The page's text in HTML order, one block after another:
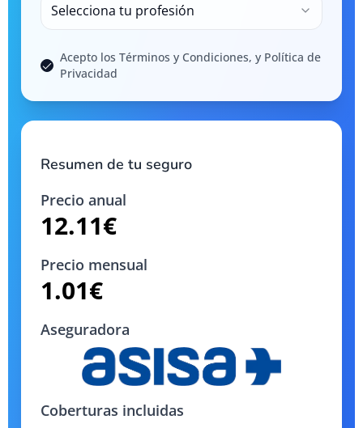
Selecciona tu profesión
Acepto los Términos y Condiciones, y Política de
Privacidad
Resumen de tu seguro
Precio anual
12.11€
Precio mensual
1.01€
Aseguradora
Coberturas incluidas